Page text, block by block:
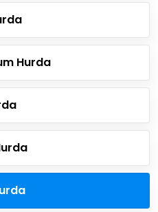
Hurda